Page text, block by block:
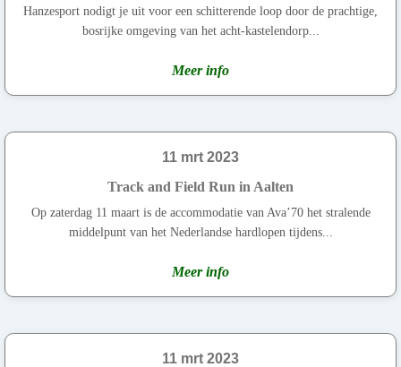
Hanzesport nodigt je uit voor een schitterende loop door de prachtige,
bosrijke omgeving van het acht-kastelendorp...
Meer info
11 mrt 2023
Track and Field Run in Aalten
Op zaterdag 11 maart is de accommodatie van Ava’70 het stralende
middelpunt van het Nederlandse hardlopen tijdens...
Meer info
11 mrt 2023